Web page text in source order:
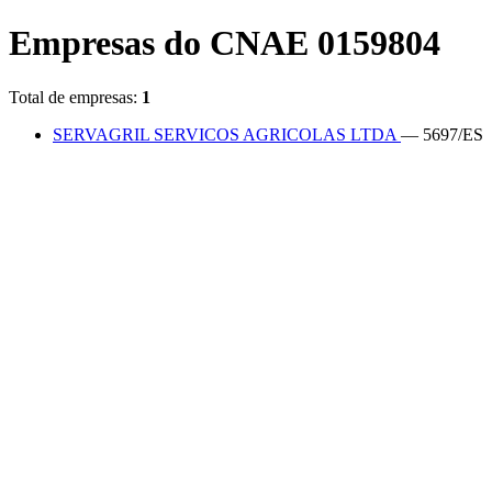
Empresas do CNAE 0159804
Total de empresas: 1
SERVAGRIL SERVICOS AGRICOLAS LTDA — 5697/ES